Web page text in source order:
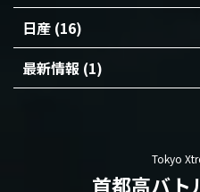
日産 (16)
最新情報 (1)
Tokyo
首都高バト